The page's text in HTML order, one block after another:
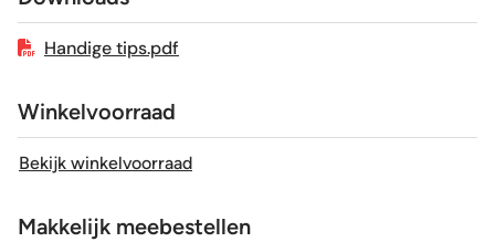
Handige tips.pdf
Winkelvoorraad
Bekijk winkelvoorraad
Makkelijk meebestellen